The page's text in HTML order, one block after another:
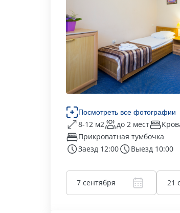
Посмотреть все фотографии
8-12 м2 до 2 мест
Прикроватная тумбочка
Заезд 12:00
Выезд 10:00
7 сентября 21